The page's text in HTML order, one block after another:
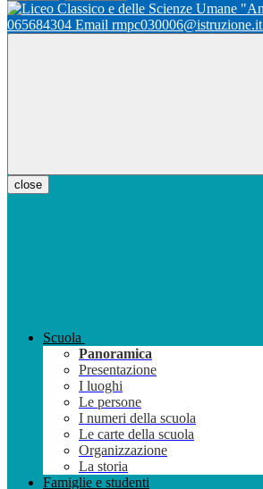
065684304 Email rmpc030006@istruzione.it
close
Scuola
Panoramica
Presentazione
I luoghi
Le persone
I numeri della scuola
Le carte della scuola
Organizzazione
La storia
Famiglie e studenti